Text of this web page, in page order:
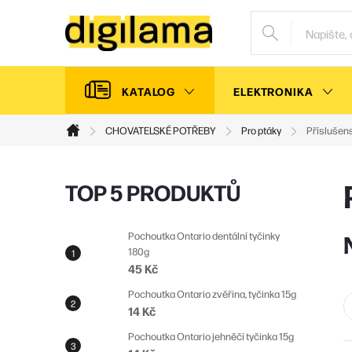
KATALOG ELEKTRONIKA
Domů
CHOVATELSKÉ POTŘEBY Pro ptáky
P
s
t
r
a
n
TOP 5 PRODUKTŮ
Pochoutka Ontario dentální tyčinky
180g
45 Kč
Pochoutka Ontario zvěřina, tyčinka 15g
14 Kč
Pochoutka Ontario jehněčí tyčinka 15g